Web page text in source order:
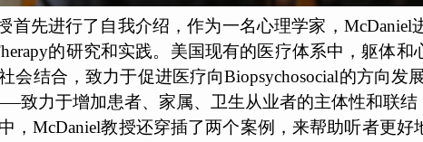
首先进行了自我介绍，作为一名心理学家，
的研究和实践。美国现有的医疗体系中，躯体
会结合，致力于促进医疗向Biopsychosocial的方向发
致力于增加患者、家属、卫生从业者的主体性和联结
，McDaniel教授还穿插了两个案例，来帮助听者更